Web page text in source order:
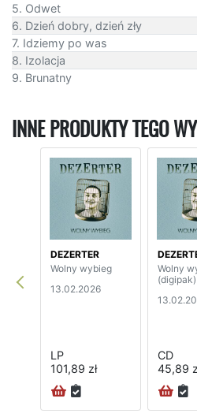
5. Odwet
6. Dzień dobry, dzień zły
7. Idziemy po was
8. Izolacja
9. Brunatny
INNE PRODUKTY TEGO
DEZERTER
Wolny wybieg
13.02.2026
LP
101,89 zł
Wolny
(digipak)
CD
45,89